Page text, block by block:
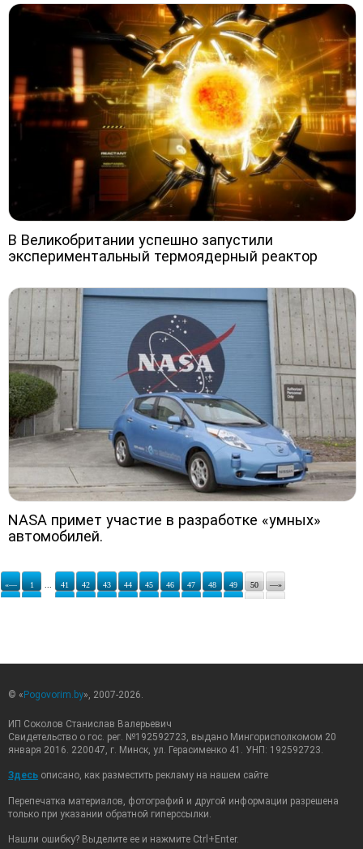
В Великобритании успешно запустили
экспериментальный термоядерный реактор
NASA примет участие в разработке «умных»
автомобилей.
«— 1 41 42 43 44 45 46 47 48 49 50 —»
© «Pogovorim.by», 2007-2026.
ИП Соколов Станислав Валерьевич
Свидетельство о гос. рег. №192592723, выдано Мингорисполкомом 20
января 2016. 220047, г. Минск, ул. Герасименко 41. УНП: 192592723.
Здесь описано, как разместить рекламу на нашем сайте
Перепечатка материалов, фотографий и другой информации разрешена
только при указании обратной гиперссылки.
Нашли ошибку? Выделите ее и нажмите Ctrl+Enter.